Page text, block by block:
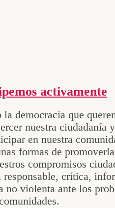
activamente
la democracia que
nuestra ciudadanía
en nuestra
formas de
compromisos
responsable, crítica,
no violenta ante los